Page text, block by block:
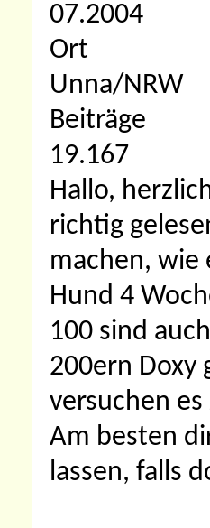
07.2004
Ort
Unna/NRW
Beiträge
19.167
Hallo,
richtig
machen, wie
Hund 4
100 sind
200ern Doxy
versuchen
Am besten
lassen, falls